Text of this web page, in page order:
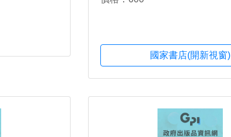
國家書店(開新視窗)